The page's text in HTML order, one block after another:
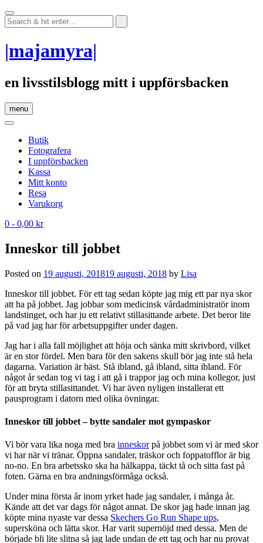
Skip
to
content
|majamyra|
en livsstilsblogg mitt i uppförsbacken
menu
Butik
Fotografera
I uppförsbacken
Kassa
Mitt konto
Resa
Varukorg
0 - 0,00 kr
Inneskor till jobbet
Posted on 19 augusti, 201819 augusti, 2018 by Lisa
Inneskor till jobbet. För ett tag sedan köpte jag mig ett par nya skor
att ha på jobbet. Jag jobbar som medicinsk vårdadministratör inom
landstinget, och har ju ett relativt stillasittande arbete. Det beror lite
på vad jag har för arbetsuppgifter under dagen.
Jag har i alla fall möjlighet att höja och sänka mitt skrivbord, vilket
är en stor fördel. Men bara för den sakens skull bör jag inte stå hela
dagarna. Variation är bäst. Stå ibland, gå ibland, sitta ibland. För
något år sedan tog vi tag i att gå i trappor jag och mina kollegor, just
för att bryta stillasittandet. Vi har även nyligen installerat ett
pausprogram i datorn med olika övningar.
Inneskor till jobbet – bytte sandaler mot gympaskor
Vi bör vara lika noga med bra inneskorpå jobbet som vi är med skor
vi har när vi tränar. Öppna sandaler, träskor och foppatofflor är big
no-no. En bra arbetssko ska ha hälkappa, täckt tå och sitta fast på
foten. Gärna en bra andningsförmåga också.
Under mina första år inom yrket hade jag sandaler, i många år.
Kände att det var dags för något annat. De skor jag hade innan jag
köpte mina nyaste var dessa Skechers Go Run Shape ups,
supersköna och lätta skor. Har varit supernöjd med dessa. Men de
började bli lite slitna så jag lade undan de ett tag och har nu provat